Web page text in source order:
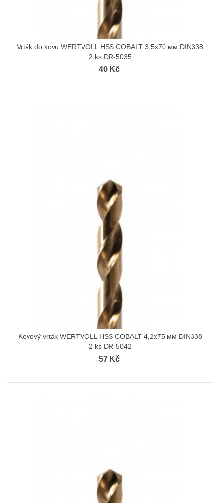
Vrták do kovu WERTVOLL HSS COBALT 3,5х70 мм DIN338
2 ks DR-5035
40 Kč
Kovový vrták WERTVOLL HSS COBALT 4,2х75 мм DIN338
2 ks DR-5042
57 Kč